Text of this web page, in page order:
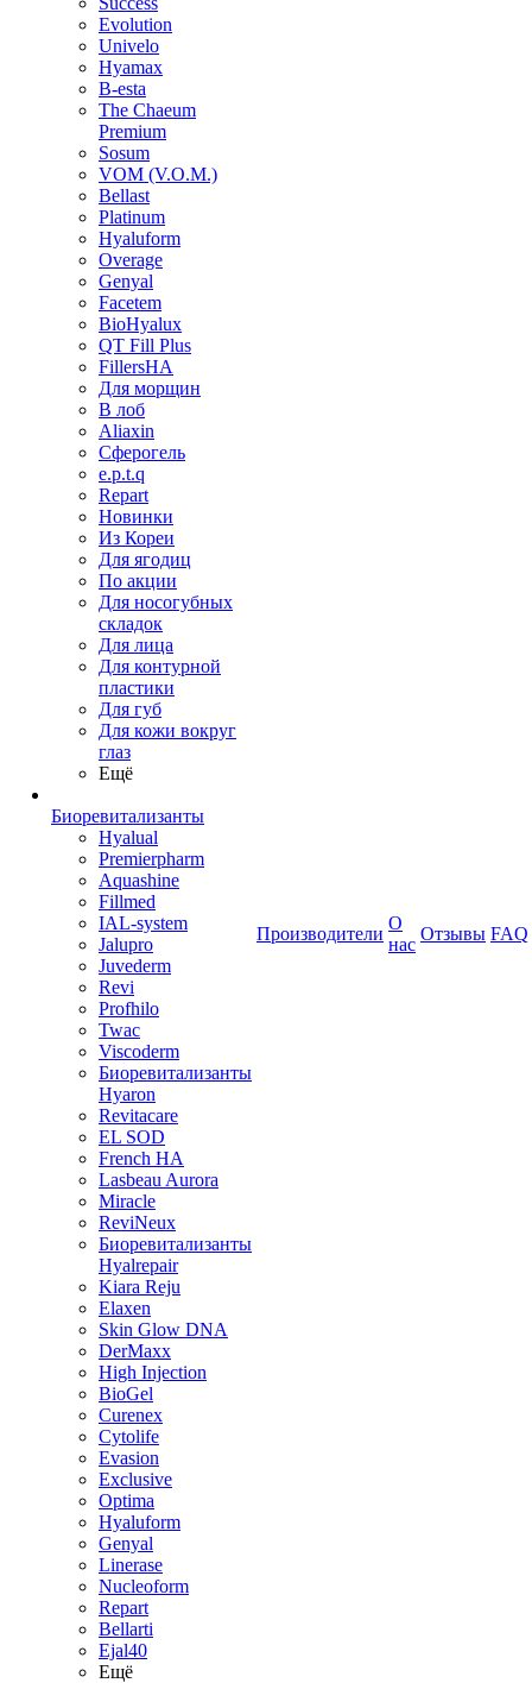
Evolution
Univelo
Hyamax
B-esta
The Chaeum
Premium
Sosum
VOM (V.O.M.)
Bellast
Platinum
Hyaluform
Overage
Genyal
Facetem
BioHyalux
QT Fill Plus
FillersHA
Для морщин
В лоб
Aliaxin
Сферогель
e.p.t.q
Repart
Новинки
Из Кореи
Для ягодиц
По акции
Для носогубных
складок
Для лица
Для контурной
пластики
Для губ
Для кожи вокруг
глаз
Ещё
Биоревитализанты
Hyalual
Premierpharm
Aquashine
Fillmed
IAL-system
Jalupro
Juvederm
Revi
Profhilo
Twac
Viscoderm
Биоревитализанты
Hyaron
Revitacare
EL SOD
French HA
Lasbeau Aurora
Miracle
ReviNeux
Биоревитализанты
Hyalrepair
Kiara Reju
Elaxen
Skin Glow DNA
DerMaxx
High Injection
BioGel
Curenex
Cytolife
Evasion
Exclusive
Optima
Hyaluform
Genyal
Linerase
Nucleoform
Repart
Bellarti
Ejal40
Ещё
Производители
О
нас
Отзывы FAQ